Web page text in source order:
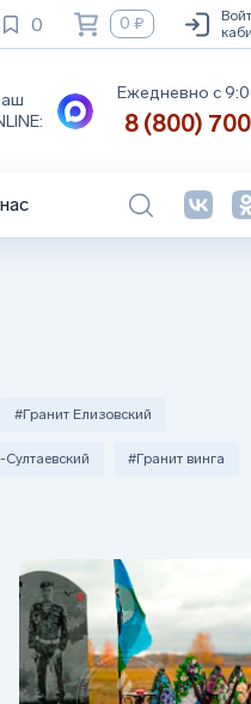
0 0 ₽
Ежедневно с
8 (800)
#Гранит Елизовский
#Гранит винга